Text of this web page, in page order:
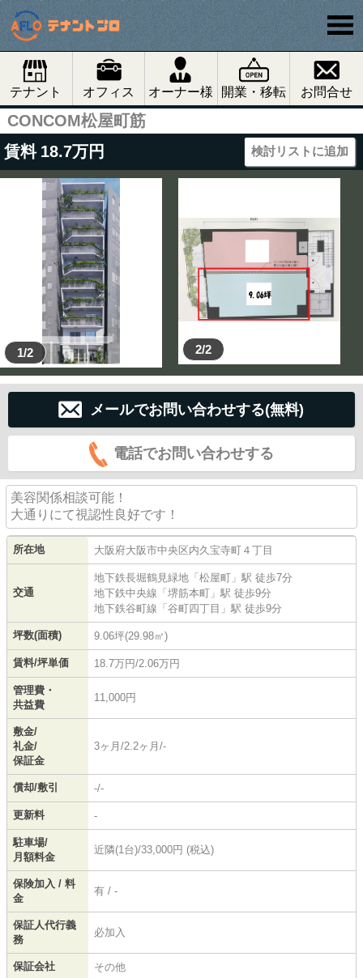
テナント オフィス オーナー様 開業・移転 お問合せ
CONCOM松屋町筋
賃料 18.7万円 検討リストに追加
1/2 2/2
メールでお問い合わせする(無料)
電話でお問い合わせする
美容関係相談可能！
大通りにて視認性良好です！
所在地 大阪府大阪市中央区内久宝寺町 ４丁目
交通
地下鉄長堀鶴見緑地 「松屋町 」駅 徒歩7分
地下鉄中央線 「堺筋本町 」駅 徒歩9分
地下鉄谷町線 「谷町四丁目 」駅 徒歩9分
坪数(面積) 9.06坪(29.98㎡)
賃料/坪単価 18.7万円/2.06万円
管理費・
共益費
11,000円
敷金/
礼金/
保証金
3ヶ月/2.2ヶ月/-
償却/敷引 -/-
更新料 -
駐車場/
月額料金
近隣(1台)/33,000円 (税込)
保険加入 / 料
金
有 / -
保証人代行義
務
必加入
保証会社 その他